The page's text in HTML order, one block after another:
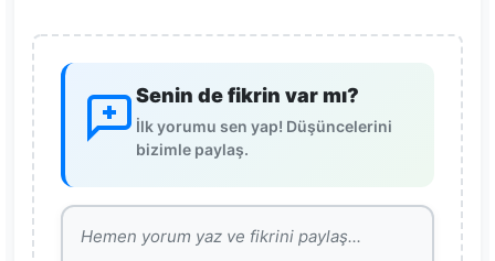
Senin de fikrin var mı?
İlk yorumu sen yap! Düşüncelerini
bizimle paylaş.